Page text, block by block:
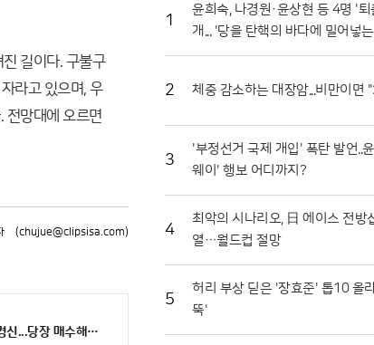
길이다. 구불구
라고 있으며, 우
전망대에 오르면
(chujue@clipsisa.com)
...당장 매수해라!!
도 하지만, 그 내막을 들여다보면 철저한
가 숨어 있다. 축제에 사용되는 토마토는
운 수익원을 제공하고, 축제가 끝난 뒤에
이 축제의 주인공이 되고 다시 땅으로 돌
구조를 완성한 셈이다.축제의 백미는 단
찾아라' 프로그램이다. 수만 개의 토마토가
범벅이 된 채 환호하는 모습은 화천토마
특한 풍경이다. 단순히 반지를 찾는 재미를
로 체감할 수 있다는 점에서 브랜드 홍보
히 누리고 있다.기업과 지역 사회가 함께하
장도 마련됐다. 최근 열린 '천인의 식탁' 행
형 솥에서 조리된 파스타를 수많은 참가
1
윤희숙, 나경원·윤상현 등 4명 '
개... '당을 탄핵의 바다에 밀어넣
2 체중 감소하는 대장암...비만이면
3
'부정선거 국제 개입' 폭탄 발언..
웨이' 행보 어디까지?
4
최악의 시나리오, 日 에이스 전방
열…월드컵 절망
5
허리 부상 딛은 '장효준' 톱10 올
뚝'